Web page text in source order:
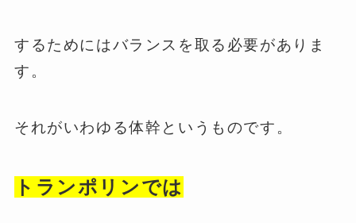
するためにはバランスを取る必要がありま
す。
それがいわゆる体幹というものです。
トランポリンでは